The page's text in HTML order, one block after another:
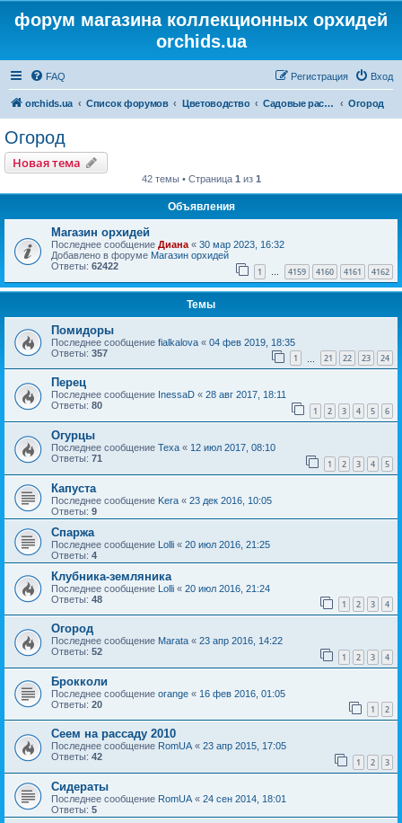
форум магазина коллекционных орхидей
orchids.ua
FAQ Вход
Регистрация
orchids.ua Список форумов Цветоводство Садовые растения Огород
Огород
Новая тема
42 темы • Страница 1 из 1
Объявления
Магазин орхидей
Последнее сообщение Диана « 30 мар 2023, 16:32
Добавлено в форуме Магазин орхидей
Ответы: 62422 1 … 4159 4160 4161 4162
Темы
Помидоры
Последнее сообщение fialkalova « 04 фев 2019, 18:35
Ответы: 357 1 21 22 23 24
Перец
Последнее сообщение InessaD « 28 авг 2017, 18:11
Ответы: 80 1 2 3 4 5 6
Огурцы
Последнее сообщение Texa « 12 июл 2017, 08:10
Ответы: 71 1 2 3 4 5
Капуста
Последнее сообщение Kera « 23 дек 2016, 10:05
Ответы: 9
Спаржа
Последнее сообщение Lolli « 20 июл 2016, 21:25
Ответы: 4
Клубника-земляника
Последнее сообщение Lolli « 20 июл 2016, 21:24
Ответы: 48 1 2 3 4
Огород
Последнее сообщение Marata « 23 апр 2016, 14:22
Ответы: 52 1 2 3 4
Брокколи
Последнее сообщение orange « 16 фев 2016, 01:05
Ответы: 20 1 2
Сеем на рассаду 2010
Последнее сообщение RomUA« 23 апр 2015, 17:05
Ответы: 42 1 2 3
Сидераты
Последнее сообщение RomUA « 24 сен 2014, 18:01
Ответы: 5